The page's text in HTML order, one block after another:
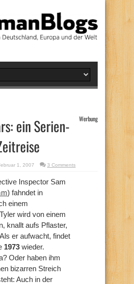
ein Serien-
Werbung
1, 2007 3 Comments
Inspector Sam
) fahndet in
einem
wird von einem
knallt aufs Pflaster,
er aufwacht, findet
1973 wieder.
Oder haben ihm
bizarren Streich
Auch in der